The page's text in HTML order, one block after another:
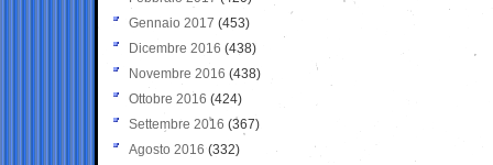
Gennaio 2017 (453)
Dicembre 2016 (438)
Novembre 2016 (438)
Ottobre 2016 (424)
Settembre 2016 (367)
Agosto 2016 (332)